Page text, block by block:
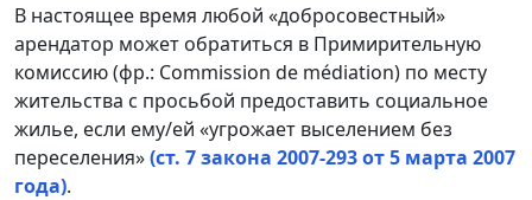
В настоящее время любой «добросовестный»
арендатор может обратиться в Примирительную
комиссию (фр.: Commission de médiation) по месту
жительства с просьбой предоставить социальное
жилье, если ему/ей «угрожает выселением без
переселения»(ст. 7 закона 2007-293 от 5 марта 2007
года).